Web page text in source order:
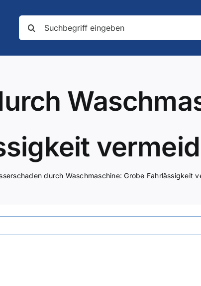
nach:
durch Waschmaschine: Grobe Fahrlässigkeit